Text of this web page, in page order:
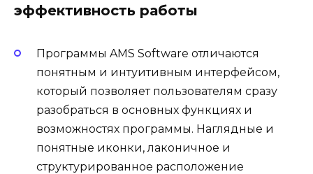
эффективность работы
Программы AMS Software отличаются
понятным и интуитивным интерфейсом,
который позволяет пользователям сразу
разобраться в основных функциях и
возможностях программы. Наглядные и
понятные иконки, лаконичное и
структурированное расположение